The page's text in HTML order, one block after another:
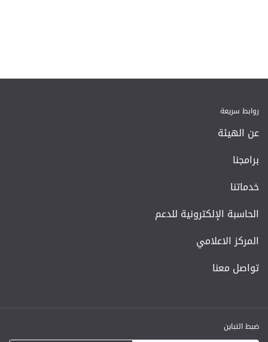
روابط سريعة
عن الهيئة
برامجنا
خدماتنا
الحاسبة الإلكترونية للدعم
المركز الاعلامي
تواصل معنا
ضبط التباين